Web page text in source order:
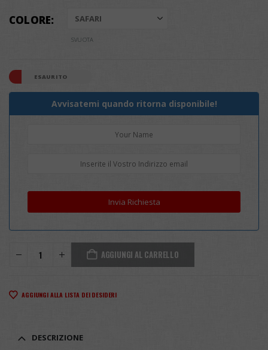
COLORE
SVUOTA
ESAURITO
Avvisatemi quando ritorna disponibile!
AGGIUNGI AL CARRELLO
AGGIUNGI ALLA LISTA DEI DESIDERI
DESCRIZIONE